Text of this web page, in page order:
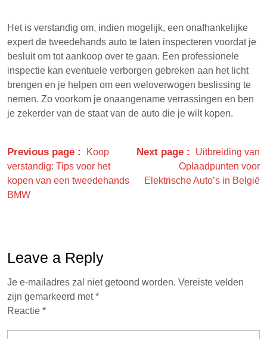
Het is verstandig om, indien mogelijk, een onafhankelijke
expert de tweedehands auto te laten inspecteren voordat je
besluit om tot aankoop over te gaan. Een professionele
inspectie kan eventuele verborgen gebreken aan het licht
brengen en je helpen om een weloverwogen beslissing te
nemen. Zo voorkom je onaangename verrassingen en ben
je zekerder van de staat van de auto die je wilt kopen.
Previous page
Koop
verstandig: Tips voor het
kopen van een tweedehands
BMW
Next page
Uitbreiding van
Oplaadpunten voor
Elektrische Auto’s in België
Leave a Reply
Je e-mailadres zal niet getoond worden. Vereiste velden
zijn gemarkeerd met*
Reactie *